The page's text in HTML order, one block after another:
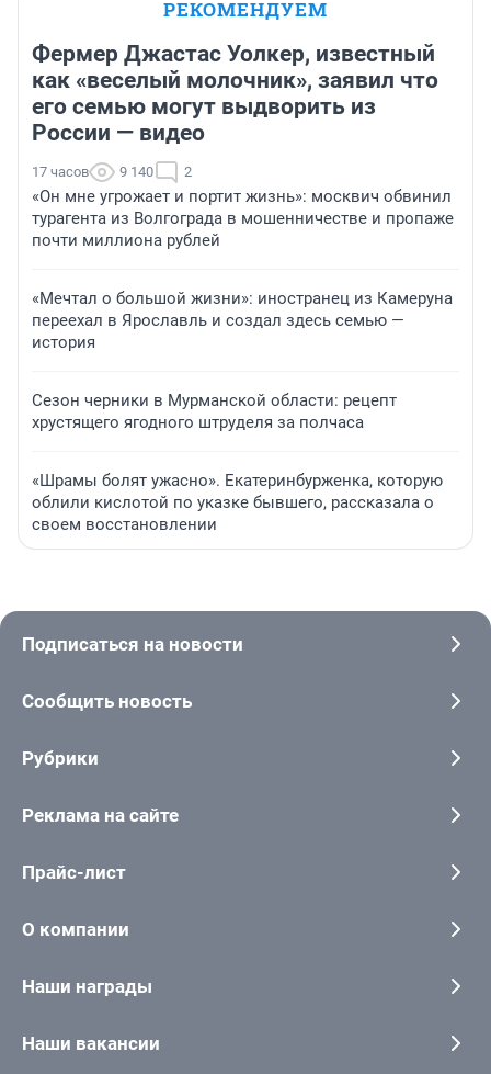
РЕКОМЕНДУЕМ
Фермер Джастас Уолкер, известный
как «веселый молочник», заявил что
его семью могут выдворить из
России — видео
17 часов 9 140 2
«Он мне угрожает и портит жизнь»: москвич обвинил
турагента из Волгограда в мошенничестве и пропаже
почти миллиона рублей
«Мечтал о большой жизни»: иностранец из Камеруна
переехал в Ярославль и создал здесь семью —
история
Сезон черники в Мурманской области: рецепт
хрустящего ягодного штруделя за полчаса
«Шрамы болят ужасно». Екатеринбурженка, которую
облили кислотой по указке бывшего, рассказала о
своем восстановлении
Подписаться на новости
Сообщить новость
Рубрики
Реклама на сайте
Прайс-лист
О компании
Наши награды
Наши вакансии